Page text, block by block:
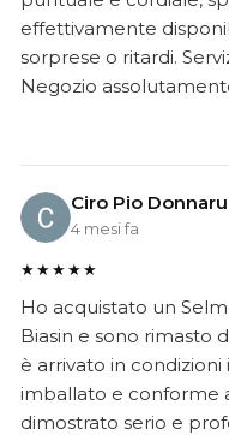
effettivamente
sorprese o ritardi.
Negozio
Ciro Pio
4 mesi fa
★★★★★
Ho acquistato un
Biasin e sono rimasto
è arrivato in
imballato e conforme
dimostrato serio e